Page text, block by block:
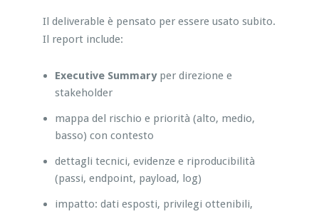
Il deliverable è pensato per essere usato subito.
Il report include:
Executive Summaryper direzione e
stakeholder
mappa del rischio e priorità (alto, medio,
basso) con contesto
dettagli tecnici, evidenze e riproducibilità
(passi, endpoint, payload, log)
impatto: dati esposti, privilegi ottenibili,